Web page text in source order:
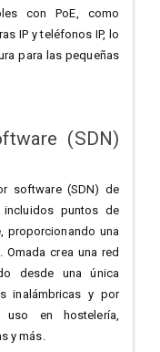
con PoE, como
IP y teléfonos IP, lo
para las pequeñas
(SDN)
software (SDN) de
puntos de
proporcionando una
Omada crea una red
desde una única
inalámbricas y por
en hostelería,
y más.